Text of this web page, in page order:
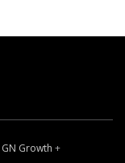
GN Growth +